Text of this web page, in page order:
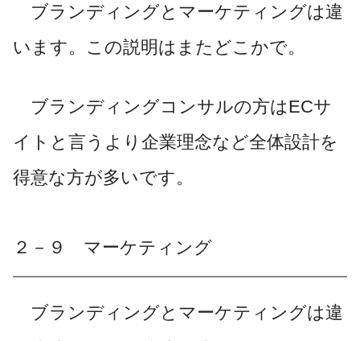
ブランディングとマーケティングは違
います。この説明はまたどこかで。
ブランディングコンサルの方はECサ
イトと言うより企業理念など全体設計を
得意な方が多いです。
２－９ マーケティング
ブランディングとマーケティングは違